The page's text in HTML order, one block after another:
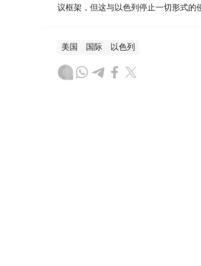
议框架，但这与以色列停止一切形式的
美国 国际 以色列